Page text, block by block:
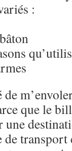
:
que le
une
de